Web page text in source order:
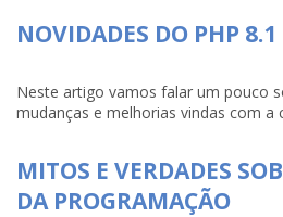
NOVIDADES DO PHP 8.1
Neste artigo vamos falar um pouco
mudanças e melhorias vindas com a
MITOS E VERDADES
DA PROGRAMAÇÃO